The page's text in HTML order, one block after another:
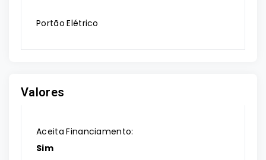
Portão Elétrico
Valores
Aceita Financiamento:
Sim